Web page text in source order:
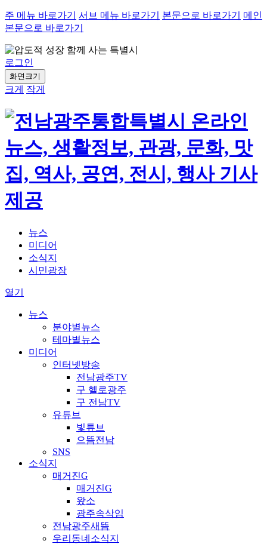
주 메뉴 바로가기 서브 메뉴 바로가기 본문으로 바로가기
메인
본문으로 바로가기
로그인
화면크기
크게 작게
뉴스
미디어
소식지
시민광장
열기
뉴스
분야별뉴스
테마별뉴스
미디어
인터넷방송
전남광주TV
구 헬로광주
구 전남TV
유튜브
빛튜브
으뜸전남
SNS
소식지
매거진G
매거진G
왔소
광주속삭임
전남광주새뜸
우리동네소식지